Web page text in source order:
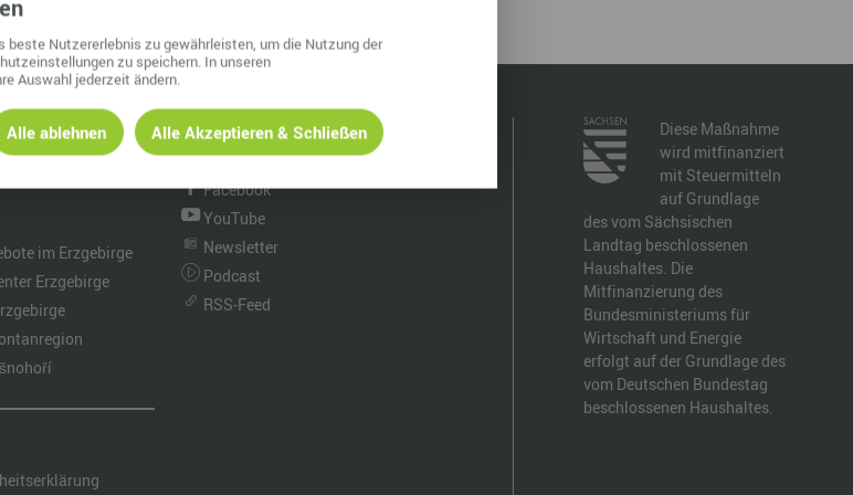
Gesundheit & Wellness
im Erzgebirge
Erzgebirge
WhatsApp Kanal
Instagram
Facebook
YouTube
Newsletter
Podcast
RSS-Feed
Diese Maßnahme
wird mitfinanziert
mit Steuermitteln
auf Grundlage
des vom Sächsischen
Landtag beschlossenen
Haushaltes. Die
Mitfinanzierung des
Bundesministeriums für
Wirtschaft und Energie
erfolgt auf der Grundlage des
vom Deutschen Bundestag
beschlossenen Haushaltes.
beste Nutzererlebnis zu gewährleisten, um die Nutzung der
zu speichern. In unseren
Auswahl jederzeit ändern.
Alle ablehnen Alle Akzeptieren & Schließen